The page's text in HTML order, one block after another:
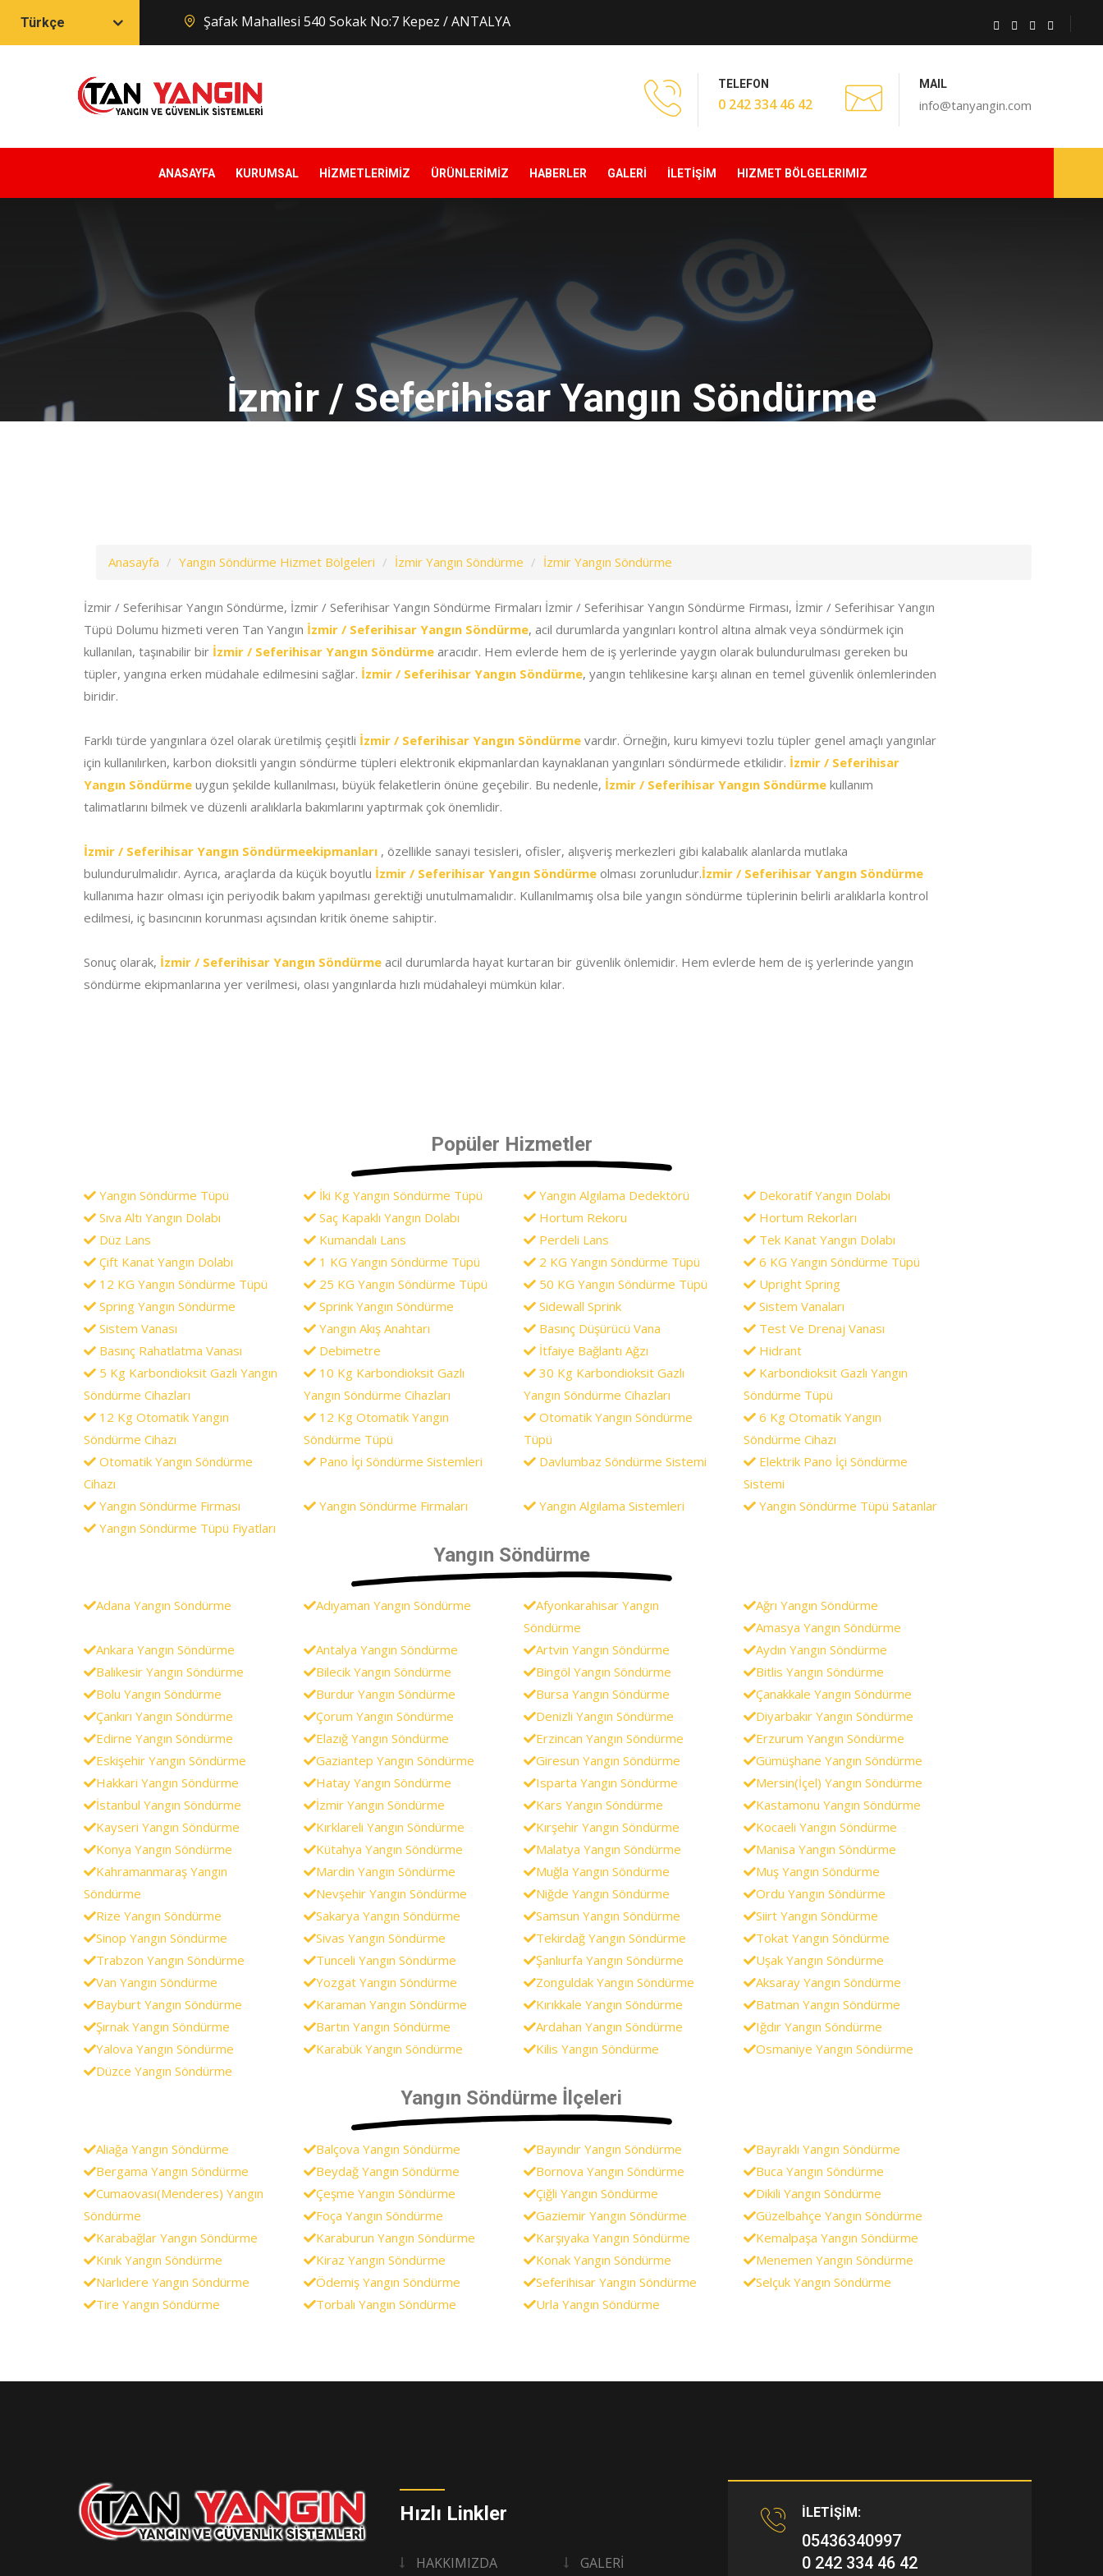
Türkçe Şafak Mahallesi 540 Sokak No:7 Kepez / ANTALYA
TELEFON
0 242 334 46 42
MAIL
info@tanyangin.com
ANASAYFA KURUMSAL HİZMETLERİMİZ ÜRÜNLERİMİZ HABERLER GALERİ İLETİŞİM HIZMET BÖLGELERIMIZ
İzmir / Seferihisar Yangın Söndürme
Anasayfa Yangın Söndürme Hizmet Bölgeleri İzmir Yangın Söndürme İzmir Yangın Söndürme
İzmir / Seferihisar Yangın Söndürme, İzmir / Seferihisar Yangın Söndürme Firmaları İzmir / Seferihisar Yangın Söndürme Firması, İzmir / Seferihisar Yangın
Tüpü Dolumu hizmeti veren Tan Yangın İzmir / Seferihisar Yangın Söndürme, acil durumlarda yangınları kontrol altına almak veya söndürmek için
kullanılan, taşınabilir bir İzmir / Seferihisar Yangın Söndürme aracıdır. Hem evlerde hem de iş yerlerinde yaygın olarak bulundurulması gereken bu
tüpler, yangına erken müdahale edilmesini sağlar. İzmir / Seferihisar Yangın Söndürme, yangın tehlikesine karşı alınan en temel güvenlik önlemlerinden
biridir.
Farklı türde yangınlara özel olarak üretilmiş çeşitli İzmir / Seferihisar Yangın Söndürme vardır. Örneğin, kuru kimyevi tozlu tüpler genel amaçlı yangınlar
için kullanılırken, karbon dioksitli yangın söndürme tüpleri elektronik ekipmanlardan kaynaklanan yangınları söndürmede etkilidir. İzmir / Seferihisar
Yangın Söndürme uygun şekilde kullanılması, büyük felaketlerin önüne geçebilir. Bu nedenle, İzmir / Seferihisar Yangın Söndürme kullanım
talimatlarını bilmek ve düzenli aralıklarla bakımlarını yaptırmak çok önemlidir.
İzmir / Seferihisar Yangın Söndürmeekipmanları , özellikle sanayi tesisleri, ofisler, alışveriş merkezleri gibi kalabalık alanlarda mutlaka
bulundurulmalıdır. Ayrıca, araçlarda da küçük boyutlu İzmir / Seferihisar Yangın Söndürme olması zorunludur.İzmir / Seferihisar Yangın Söndürme
kullanıma hazır olması için periyodik bakım yapılması gerektiği unutulmamalıdır. Kullanılmamış olsa bile yangın söndürme tüplerinin belirli aralıklarla kontrol
edilmesi, iç basıncının korunması açısından kritik öneme sahiptir.
Sonuç olarak, İzmir / Seferihisar Yangın Söndürme acil durumlarda hayat kurtaran bir güvenlik önlemidir. Hem evlerde hem de iş yerlerinde yangın
söndürme ekipmanlarına yer verilmesi, olası yangınlarda hızlı müdahaleyi mümkün kılar.
Popüler Hizmetler
Yangın Söndürme Tüpü İki Kg Yangın Söndürme Tüpü Yangın Algılama Dedektörü
Dekoratif Yangın Dolabı
Sıva Altı Yangın Dolabı
Saç Kapaklı Yangın Dolabı Hortum Rekoru
Hortum Rekorları
Düz Lans
Kumandalı Lans Perdeli Lans
Tek Kanat Yangın Dolabı
Çift Kanat Yangın Dolabı
1 KG Yangın Söndürme Tüpü 2 KG Yangın Söndürme Tüpü
6 KG Yangın Söndürme Tüpü
12 KG Yangın Söndürme Tüpü
25 KG Yangın Söndürme Tüpü 50 KG Yangın Söndürme Tüpü
Upright Spring
Spring Yangın Söndürme
Sprink Yangın Söndürme Sidewall Sprink
Sistem Vanaları
Sistem Vanası
Yangın Akış Anahtarı Basınç Düşürücü Vana
Test Ve Drenaj Vanası
Basınç Rahatlatma Vanası
Debimetre İtfaiye Bağlantı Ağzı
Hidrant
5 Kg Karbondioksit Gazlı Yangın
Söndürme Cihazları
10 Kg Karbondioksit Gazlı
Yangın Söndürme Cihazları
30 Kg Karbondioksit Gazlı
Yangın Söndürme Cihazları
Karbondioksit Gazlı Yangın
Söndürme Tüpü
12 Kg Otomatik Yangın
Söndürme Cihazı
12 Kg Otomatik Yangın
Söndürme Tüpü
Otomatik Yangın Söndürme
Tüpü
6 Kg Otomatik Yangın
Söndürme Cihazı
Otomatik Yangın Söndürme
Cihazı
Pano İçi Söndürme Sistemleri Davlumbaz Söndürme Sistemi
Elektrik Pano İçi Söndürme
Sistemi
Yangın Söndürme Firması
Yangın Söndürme Firmaları Yangın Algılama Sistemleri
Yangın Söndürme Tüpü Satanlar
Yangın Söndürme Tüpü Fiyatları
Yangın Söndürme
Adana Yangın Söndürme Adıyaman Yangın Söndürme
Afyonkarahisar Yangın
Söndürme
Ağrı Yangın Söndürme
Amasya Yangın Söndürme
Ankara Yangın Söndürme
Antalya Yangın Söndürme Artvin Yangın Söndürme
Aydın Yangın Söndürme
Balıkesir Yangın Söndürme
Bilecik Yangın Söndürme Bingöl Yangın Söndürme
Bitlis Yangın Söndürme
Bolu Yangın Söndürme
Burdur Yangın Söndürme Bursa Yangın Söndürme
Çanakkale Yangın Söndürme
Çankırı Yangın Söndürme
Çorum Yangın Söndürme Denizli Yangın Söndürme
Diyarbakır Yangın Söndürme
Edirne Yangın Söndürme
Elazığ Yangın Söndürme Erzincan Yangın Söndürme
Erzurum Yangın Söndürme
Eskişehir Yangın Söndürme
Gaziantep Yangın Söndürme Giresun Yangın Söndürme
Gümüşhane Yangın Söndürme
Hakkari Yangın Söndürme
Hatay Yangın Söndürme Isparta Yangın Söndürme
Mersin(İçel) Yangın Söndürme
İstanbul Yangın Söndürme
İzmir Yangın Söndürme Kars Yangın Söndürme
Kastamonu Yangın Söndürme
Kayseri Yangın Söndürme
Kırklareli Yangın Söndürme Kırşehir Yangın Söndürme
Kocaeli Yangın Söndürme
Konya Yangın Söndürme
Kütahya Yangın Söndürme Malatya Yangın Söndürme
Manisa Yangın Söndürme
Kahramanmaraş Yangın
Söndürme
Mardin Yangın Söndürme Muğla Yangın Söndürme
Muş Yangın Söndürme
Nevşehir Yangın Söndürme
Niğde Yangın Söndürme
Ordu Yangın Söndürme
Rize Yangın Söndürme
Sakarya Yangın Söndürme Samsun Yangın Söndürme
Siirt Yangın Söndürme
Sinop Yangın Söndürme
Sivas Yangın Söndürme Tekirdağ Yangın Söndürme
Tokat Yangın Söndürme
Trabzon Yangın Söndürme
Tunceli Yangın Söndürme Şanlıurfa Yangın Söndürme
Uşak Yangın Söndürme
Van Yangın Söndürme
Yozgat Yangın Söndürme Zonguldak Yangın Söndürme
Aksaray Yangın Söndürme
Bayburt Yangın Söndürme
Karaman Yangın Söndürme Kırıkkale Yangın Söndürme
Batman Yangın Söndürme
Şırnak Yangın Söndürme
Bartın Yangın Söndürme Ardahan Yangın Söndürme
Iğdır Yangın Söndürme
Yalova Yangın Söndürme
Karabük Yangın Söndürme Kilis Yangın Söndürme
Osmaniye Yangın Söndürme
Düzce Yangın Söndürme
Yangın Söndürme İlçeleri
Aliağa Yangın Söndürme Balçova Yangın Söndürme Bayındır Yangın Söndürme
Bayraklı Yangın Söndürme
Bergama Yangın Söndürme
Beydağ Yangın Söndürme Bornova Yangın Söndürme
Buca Yangın Söndürme
Cumaovası(Menderes) Yangın
Söndürme
Çeşme Yangın Söndürme Çiğli Yangın Söndürme
Dikili Yangın Söndürme
Foça Yangın Söndürme
Gaziemir Yangın Söndürme
Güzelbahçe Yangın Söndürme
Karabağlar Yangın Söndürme
Karaburun Yangın Söndürme Karşıyaka Yangın Söndürme
Kemalpaşa Yangın Söndürme
Kınık Yangın Söndürme
Kiraz Yangın Söndürme Konak Yangın Söndürme
Menemen Yangın Söndürme
Narlıdere Yangın Söndürme
Ödemiş Yangın Söndürme Seferihisar Yangın Söndürme
Selçuk Yangın Söndürme
Tire Yangın Söndürme
Torbalı Yangın Söndürme Urla Yangın Söndürme
Hızlı Linkler
HAKKIMIZDA GALERİ
İLETİŞİM:
05436340997
0 242 334 46 42